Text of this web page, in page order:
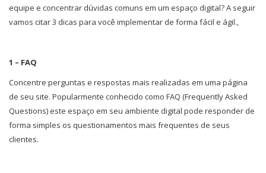
equipe e concentrar dúvidas comuns em um espaço digital? A seguir
vamos citar 3 dicas para você implementar de forma fácil e ágil.,
1 – FAQ
Concentre perguntas e respostas mais realizadas em uma página
de seu site. Popularmente conhecido como FAQ (Frequently Asked
Questions) este espaço em seu ambiente digital pode responder de
forma simples os questionamentos mais frequentes de seus
clientes.